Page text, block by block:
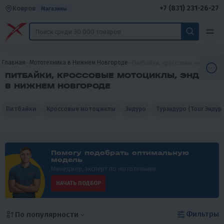
Ковров Магазины +7 (831) 231-26-27
Главная Мототехника в Нижнем Новгороде Питбайки, кроссовые
ПИТБАЙКИ, КРОССОВЫЕ МОТОЦИКЛЫ, ЭНДУРО
В НИЖНЕМ НОВГОРОДЕ
Питбайки Кроссовые мотоциклы Эндуро Турэндуро (Tour
Помогу подобрать оптимальную
модель
Менеджер, эксперт по мототехнике
НАЧАТЬ ПОДБОР
По популярности Фильтры